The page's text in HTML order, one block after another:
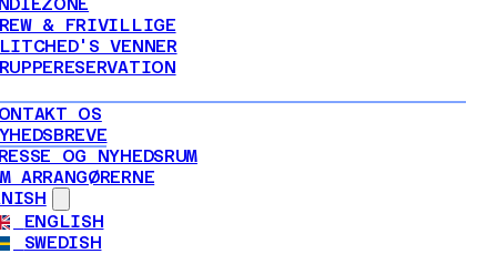
& FRIVILLIGE
VENNER
OS
OG NYHEDSRUM
ARRANGØRERNE
ENGLISH
SWEDISH